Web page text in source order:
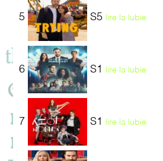
5 S5 lire la lubie
6 S1 lire la lubie
7 S1 lire la lubie